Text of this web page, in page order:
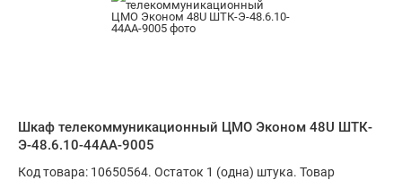
Шкаф телекоммуникационный ЦМО Эконом 48U ШТК-
Э-48.6.10-44АА-9005
Код товара: 10650564. Остаток 1 (одна) штука. Товар